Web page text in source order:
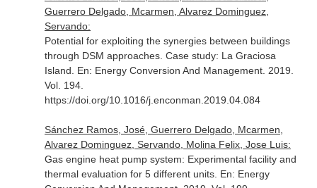
Guerrero Delgado, Mcarmen, Alvarez Dominguez,
Servando:
Potential for exploiting the synergies between buildings
through DSM approaches. Case study: La Graciosa
Island. En: Energy Conversion And Management. 2019.
Vol. 194.
https://doi.org/10.1016/j.enconman.2019.04.084
Sánchez Ramos, José, Guerrero Delgado, Mcarmen,
Alvarez Dominguez, Servando, Molina Felix, Jose Luis:
Gas engine heat pump system: Experimental facility and
thermal evaluation for 5 different units. En: Energy